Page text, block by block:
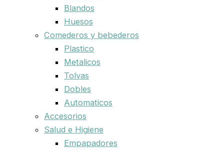
Blandos
Huesos
Comederos y bebederos
Plastico
Metalicos
Tolvas
Dobles
Automaticos
Accesorios
Salud e Higiene
Empapadores